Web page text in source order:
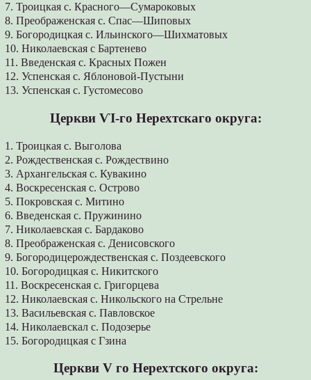
7. Троицкая с. Красного—Сумароковых
8. Преображенская с. Спас—Шиповых
9. Богородицкая с. Ильинского—Шихматовых
10. Николаевская с Бартенево
11. Введенская с. Красных Пожен
12. Успенская с. Яблоновой-Пустыни
13. Успенская с. Густомесово
Церкви ѴІ-го Нерехтскаго округа:
1. Троицкая с. Выголова
2. Рождественская с. Рождествино
3. Архангельская с. Кувакино
4. Воскресенская с. Острово
5. Покровская с. Митино
6. Введенская с. Пружинино
7. Николаевская с. Бардаково
8. Преображенская с. Денисовского
9. Богородицерождественская с. Поздеевского
10. Богородицкая с. Никитского
11. Воскресенская с. Григорцева
12. Николаевская с. Никольского на Стрельне
13. Васильевская с. Павловское
14. Николаевскал с. Подозерье
15. Богородицкая с Гзина
Церкви V го Нерехтского округа: